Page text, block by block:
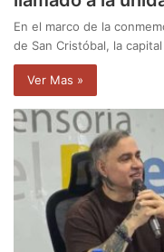
En el marco de la
de San Cristóbal, la
Ver Mas »